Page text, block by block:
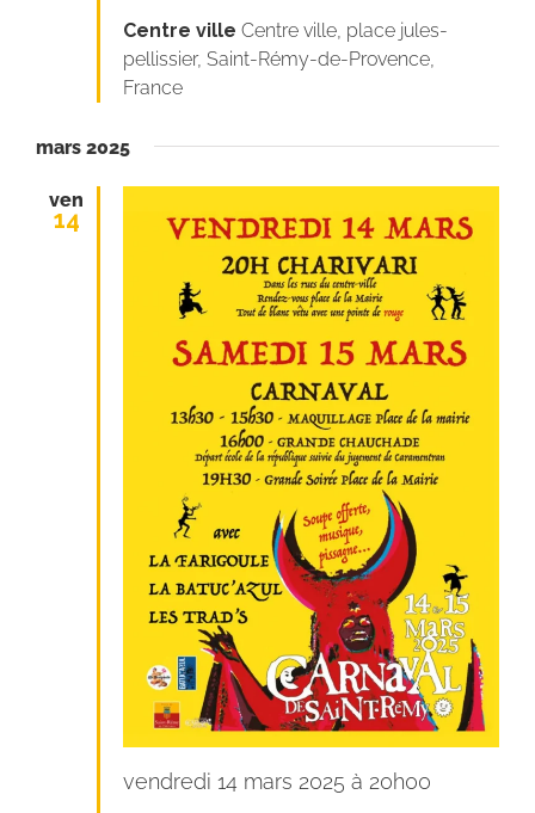
Centre villeCentre ville, place jules-
pellissier, Saint-Rémy-de-Provence,
France
mars 2025
ven
14
vendredi 14 mars 2025 à 20h00